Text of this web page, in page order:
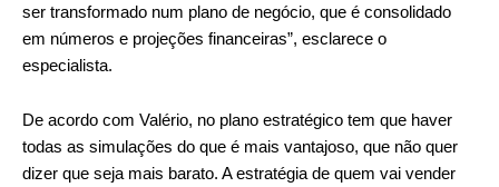
ser transformado num plano de negócio, que é consolidado
em números e projeções financeiras”, esclarece o
especialista.
De acordo com Valério, no plano estratégico tem que haver
todas as simulações do que é mais vantajoso, que não quer
dizer que seja mais barato. A estratégia de quem vai vender